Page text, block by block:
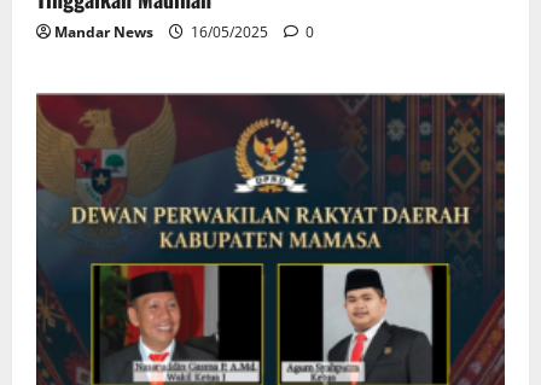
Mandar News 16/05/2025 0